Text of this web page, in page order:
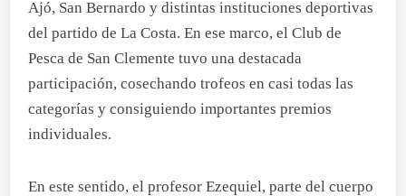
Ajó, San Bernardo y distintas instituciones deportivas
del partido de La Costa. En ese marco, el Club de
Pesca de San Clemente tuvo una destacada
participación, cosechando trofeos en casi todas las
categorías y consiguiendo importantes premios
individuales.
En este sentido, el profesor Ezequiel, parte del cuerpo